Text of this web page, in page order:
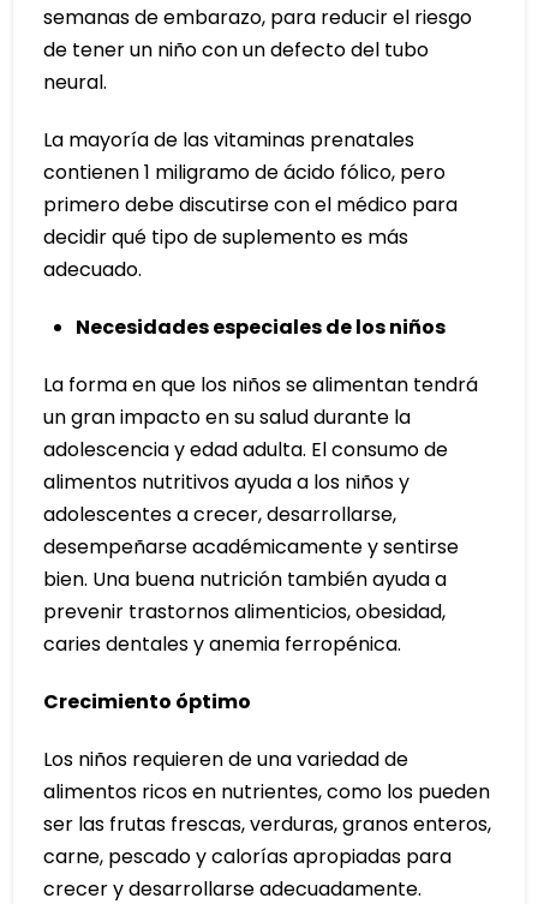
semanas de embarazo, para reducir el riesgo
de tener un niño con un defecto del tubo
neural.
La mayoría de las vitaminas prenatales
contienen 1 miligramo de ácido fólico, pero
primero debe discutirse con el médico para
decidir qué tipo de suplemento es más
adecuado.
Necesidades especiales de los niños
La forma en que los niños se alimentan tendrá
un gran impacto en su salud durante la
adolescencia y edad adulta. El consumo de
alimentos nutritivos ayuda a los niños y
adolescentes a crecer, desarrollarse,
desempeñarse académicamente y sentirse
bien. Una buena nutrición también ayuda a
prevenir trastornos alimenticios, obesidad,
caries dentales y anemia ferropénica.
Crecimiento óptimo
Los niños requieren de una variedad de
alimentos ricos en nutrientes, como los pueden
ser las frutas frescas, verduras, granos enteros,
carne, pescado y calorías apropiadas para
crecer y desarrollarse adecuadamente.